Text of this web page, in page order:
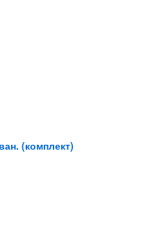
(комплект)